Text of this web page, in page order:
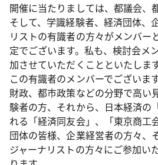
開催に当たりましては、都議会、
そして、学識経験者、経済団体、
リストの有識者の方々がメンバー
定でございます。私も、検討会メ
加させていただくことといたします
この有識者のメンバーでございま
財政、都市政策などの分野で高い
験者の方、それから、日本経済の
れる「経済同友会」、「東京商工
団体の皆様、企業経営者の方々、
ジャーナリストの方々にご参加い